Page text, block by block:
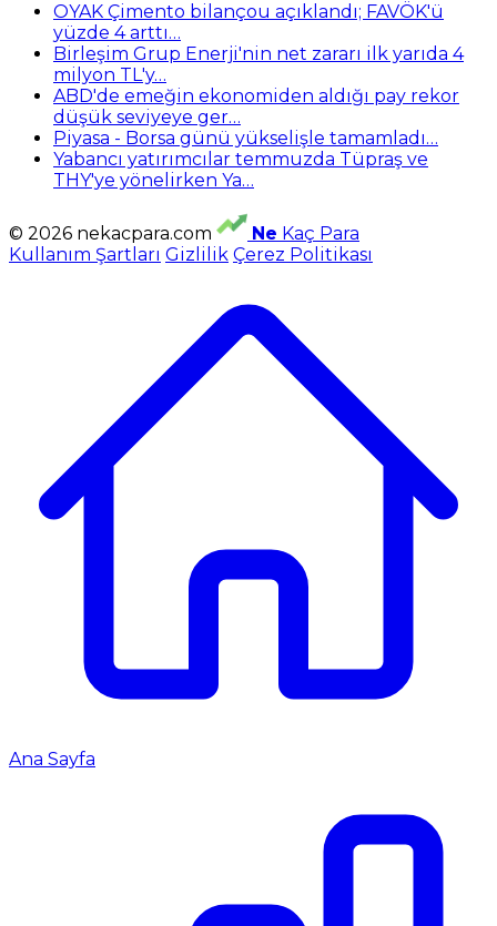
OYAK Çimento bilançou açıklandı; FAVÖK'ü
yüzde 4 arttı…
Birleşim Grup Enerji'nin net zararı ilk yarıda 4
milyon TL'y…
ABD'de emeğin ekonomiden aldığı pay rekor
düşük seviyeye ger…
Piyasa - Borsa günü yükselişle tamamladı…
Yabancı yatırımcılar temmuzda Tüpraş ve
THY'ye yönelirken Ya…
© 2026 nekacpara.com Ne Kaç Para
Kullanım Şartları Gizlilik Çerez Politikası
Ana Sayfa